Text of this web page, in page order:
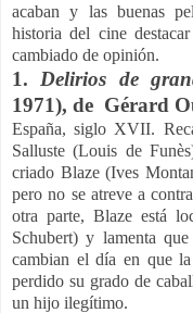
acaban y las buenas
historia del cine
cambiado de opinión.
1. Delirios de
1971), de Gérard
España, siglo XVII.
Salluste (Louis de
criado Blaze (Ives
pero no se atreve a
otra parte, Blaze está
Schubert) y lamenta
cambian el día en que
perdido su grado de
un hijo ilegítimo.